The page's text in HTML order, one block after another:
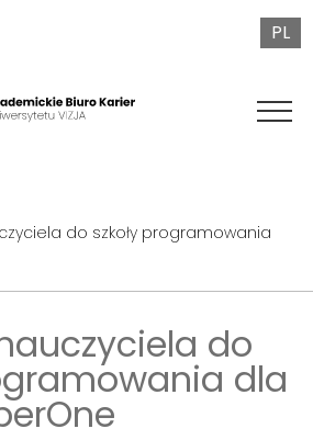
PL
do szkoły programowania
do
dla